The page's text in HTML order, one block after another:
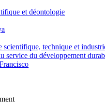
et déontologie
scientifique, technique et
service du développement